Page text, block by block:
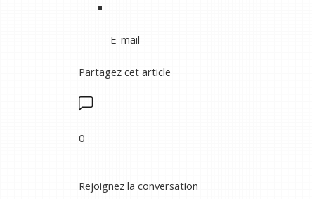
E-mail
Partagez cet article
0
Rejoignez la conversation